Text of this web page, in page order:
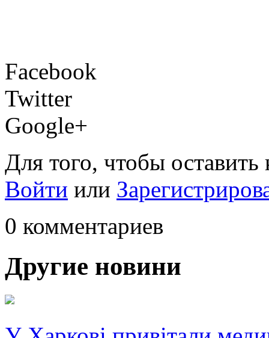
Facebook
Twitter
Google+
Для того, чтобы
Войти или
0 комментариев
Другие новини